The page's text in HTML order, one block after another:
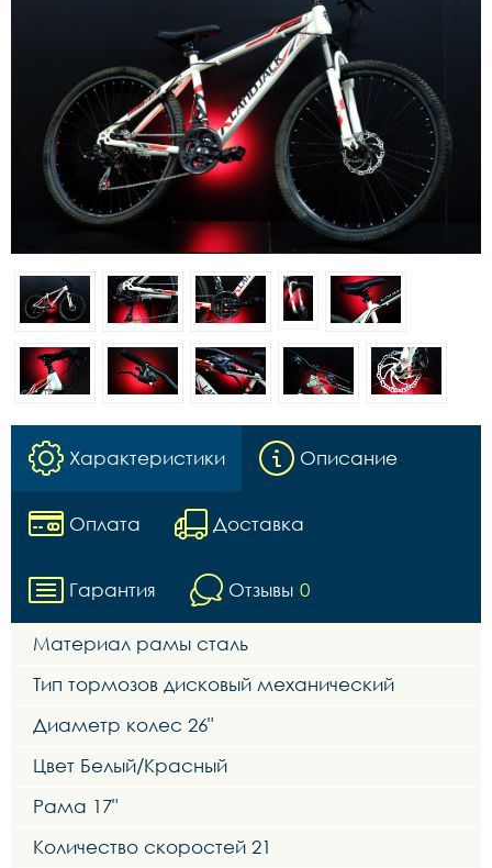
Характеристики Описание
Оплата Доставка
Гарантия Отзывы 0
Материал рамы сталь
Тип тормозов дисковый механический
Диаметр колес 26"
Цвет Белый/Красный
Рама 17"
Количество скоростей 21